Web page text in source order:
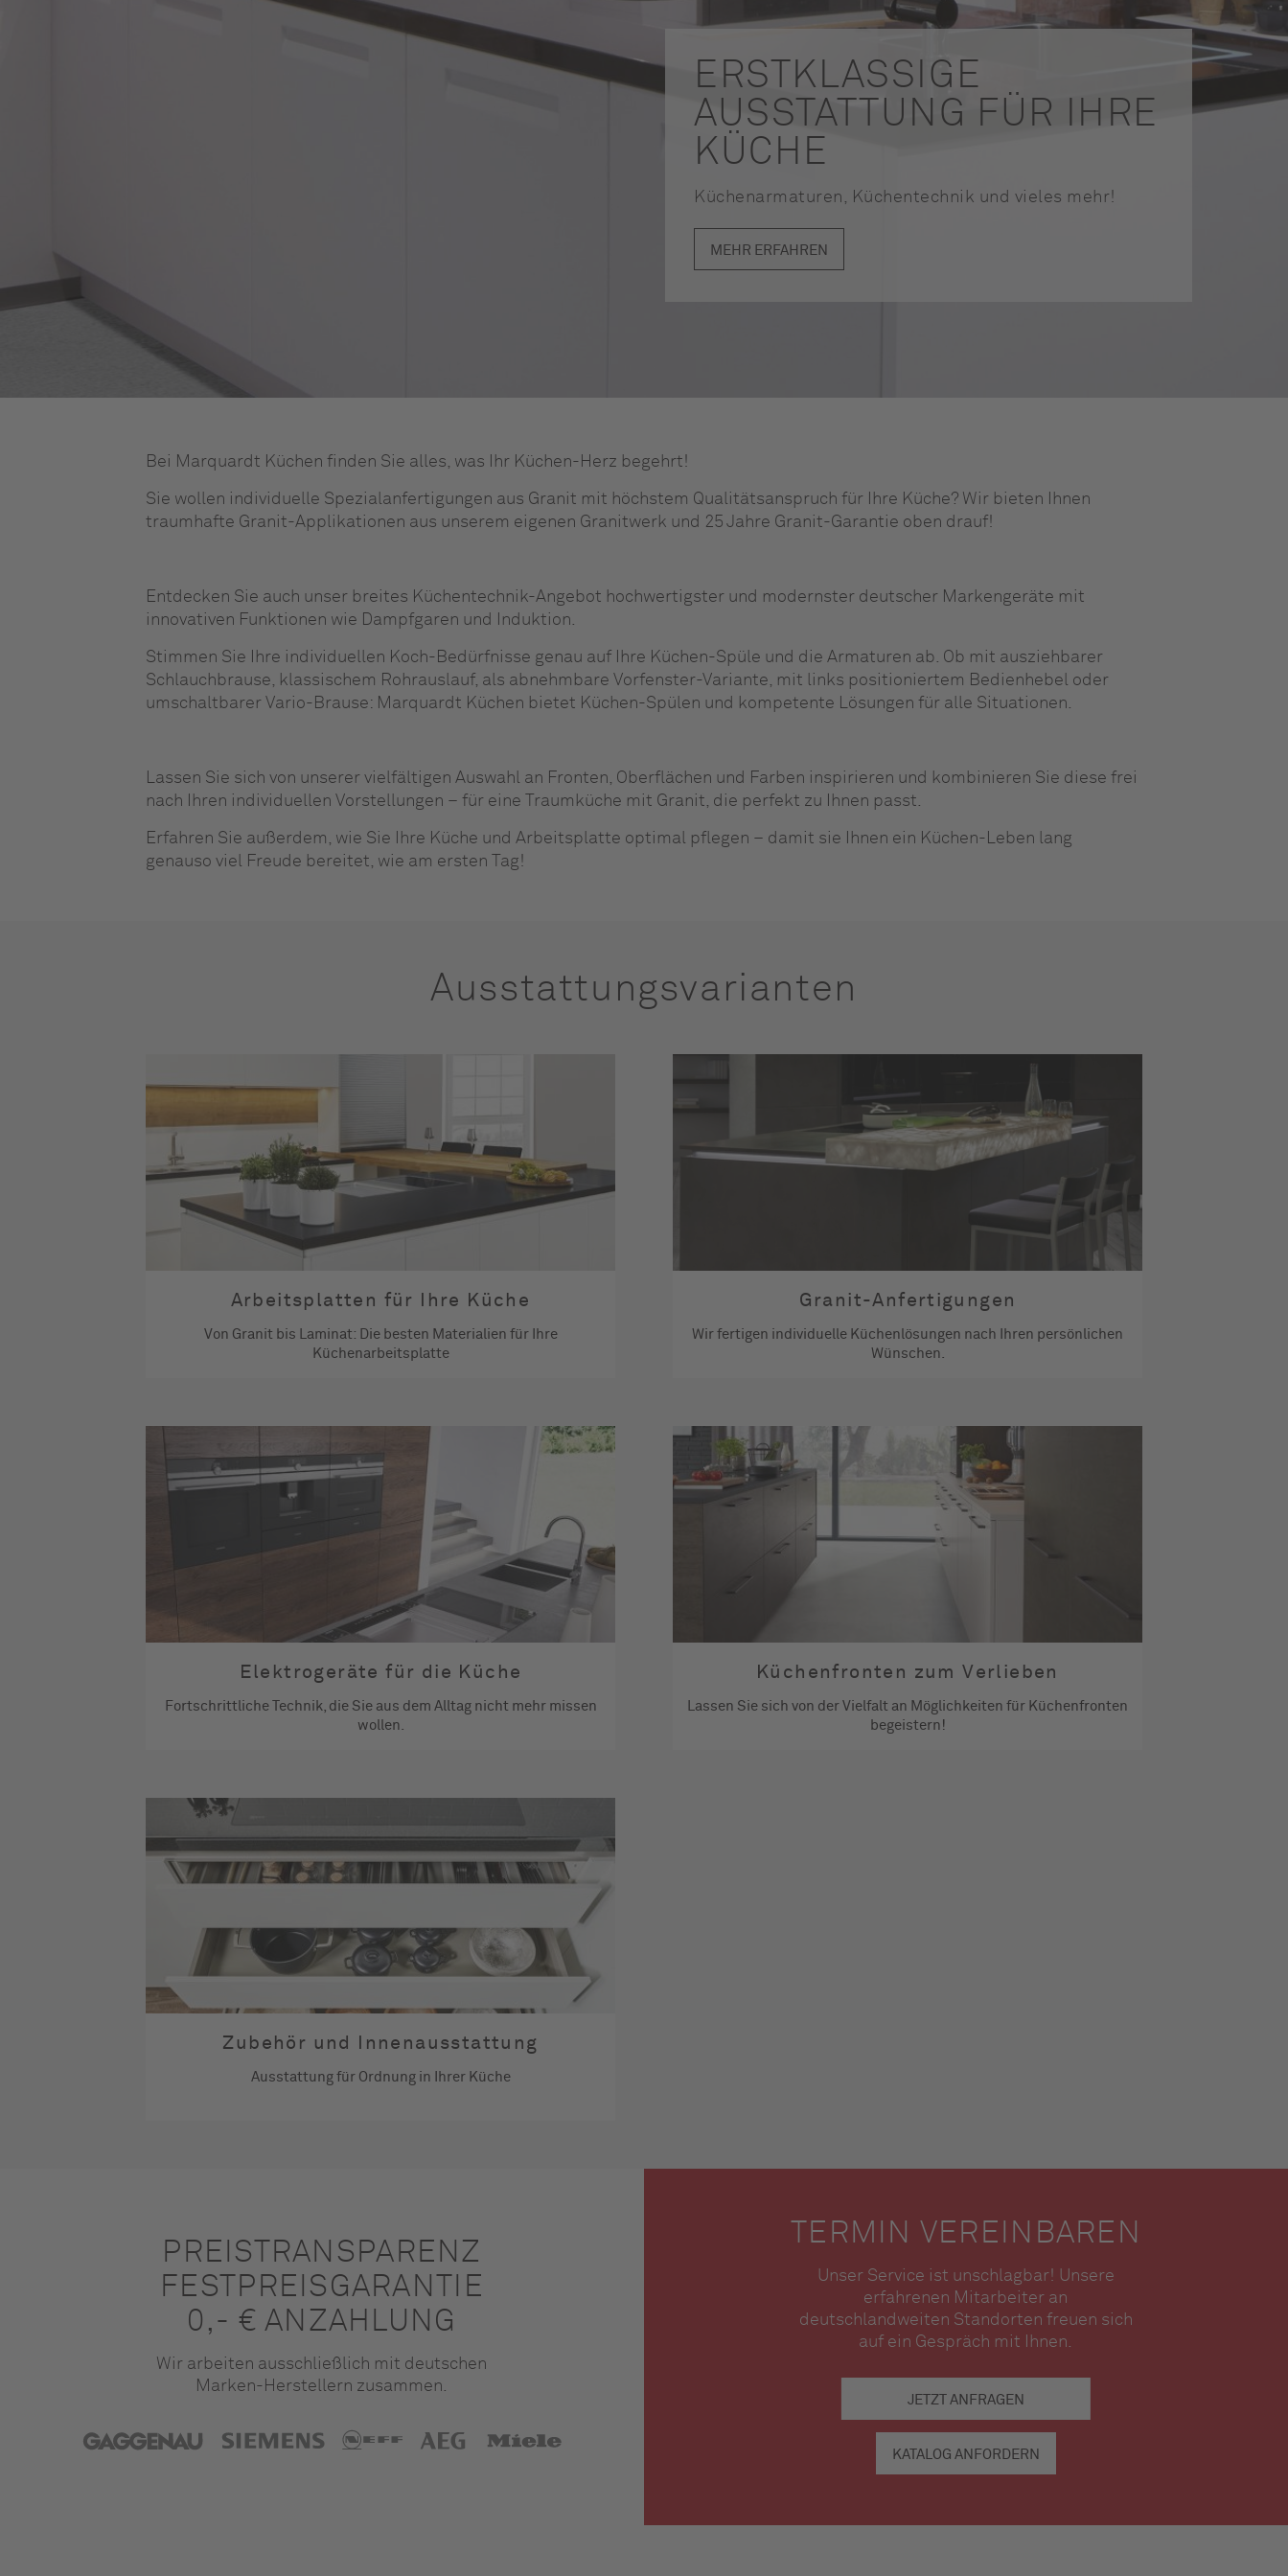
ERSTKLASSIGE
AUSSTATTUNG FÜR IHRE
KÜCHE
Küchenarmaturen, Küchentechnik und vieles mehr!
MEHR ERFAHREN
Bei Marquardt Küchen finden Sie alles, was Ihr Küchen-Herz begehrt!
Sie wollen individuelle Spezialanfertigungen aus Granit mit höchstem Qualitätsanspruch für Ihre Küche? Wir bieten Ihnen
traumhafte Granit-Applikationen aus unserem eigenen Granitwerk und 25 Jahre Granit-Garantie oben drauf!
Entdecken Sie auch unser breites Küchentechnik-Angebot hochwertigster und modernster deutscher Markengeräte mit
innovativen Funktionen wie Dampfgaren und Induktion.
Stimmen Sie Ihre individuellen Koch-Bedürfnisse genau auf Ihre Küchen-Spüle und die Armaturen ab. Ob mit ausziehbarer
Schlauchbrause, klassischem Rohrauslauf, als abnehmbare Vorfenster-Variante, mit links positioniertem Bedienhebel oder
umschaltbarer Vario-Brause: Marquardt Küchen bietet Küchen-Spülen und kompetente Lösungen für alle Situationen.
Lassen Sie sich von unserer vielfältigen Auswahl an Fronten, Oberflächen und Farben inspirieren und kombinieren Sie diese frei
nach Ihren individuellen Vorstellungen – für eine Traumküche mit Granit, die perfekt zu Ihnen passt.
Erfahren Sie außerdem, wie Sie Ihre Küche und Arbeitsplatte optimal pflegen – damit sie Ihnen ein Küchen-Leben lang
genauso viel Freude bereitet, wie am ersten Tag!
Ausstattungsvarianten
Arbeitsplatten für Ihre Küche
Von Granit bis Laminat: Die besten Materialien für Ihre
Küchenarbeitsplatte
Granit-Anfertigungen
Wir fertigen individuelle Küchenlösungen nach Ihren persönlichen
Wünschen.
Elektrogeräte für die Küche
Fortschrittliche Technik, die Sie aus dem Alltag nicht mehr missen
wollen.
Küchenfronten zum Verlieben
Lassen Sie sich von der Vielfalt an Möglichkeiten für Küchenfronten
begeistern!
Zubehör und Innenausstattung
Ausstattung für Ordnung in Ihrer Küche
PREISTRANSPARENZ
FESTPREISGARANTIE
0,- € ANZAHLUNG
Wir arbeiten ausschließlich mit deutschen
Marken-Herstellern zusammen.
TERMIN VEREINBAREN
Unser Service ist unschlagbar! Unsere
erfahrenen Mitarbeiter an
deutschlandweiten Standorten freuen sich
auf ein Gespräch mit Ihnen.
JETZT ANFRAGEN
KATALOG ANFORDERN